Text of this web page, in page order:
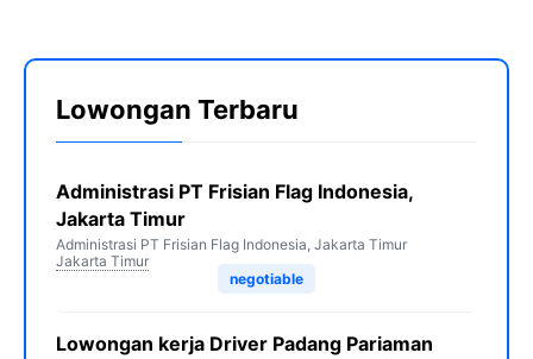
Lowongan Terbaru
Administrasi PT Frisian Flag Indonesia,
Jakarta Timur
Administrasi PT Frisian Flag Indonesia, Jakarta Timur
Jakarta Timur
negotiable
Lowongan kerja Driver Padang Pariaman